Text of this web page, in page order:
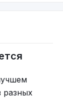
разных